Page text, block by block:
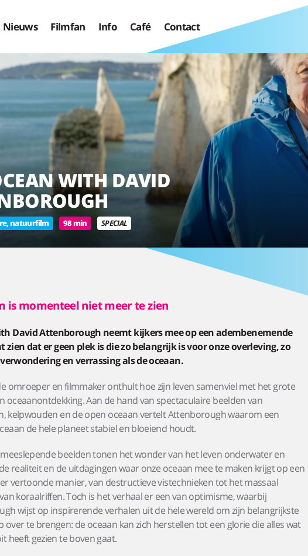
Nieuws Filmfan Info Café Contact
WITH DAVID
natuurfilm 98 min SPECIAL
is momenteel niet meer te zien
David Attenborough neemt kijkers mee op een adembenemende
zien dat er geen plek is die zo belangrijk is voor onze overleving, zo
en verrassing als de oceaan.
omroeper en filmmaker onthult hoe zijn leven samenviel met het grote
oceaanontdekking. Aan de hand van spectaculaire beelden van
kelpwouden en de open oceaan vertelt Attenborough waarom een
de hele planeet stabiel en bloeiend houdt.
beelden tonen het wonder van het leven onderwater en
realiteit en de uitdagingen waar onze oceaan mee te maken krijgt op een
vertoonde manier, van destructieve vistechnieken tot het massaal
koraalriffen. Toch is het verhaal er een van optimisme, waarbij
wijst op inspirerende verhalen uit de hele wereld om zijn belangrijkste
over te brengen: de oceaan kan zich herstellen tot een glorie die alles wat
heeft gezien te boven gaat.